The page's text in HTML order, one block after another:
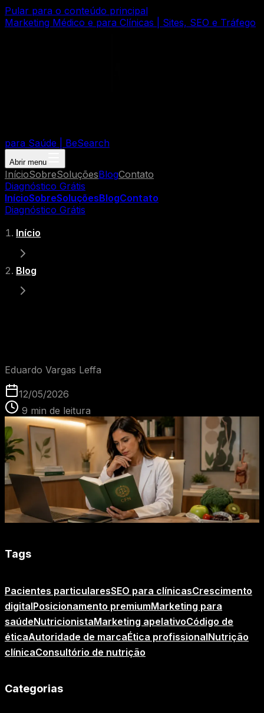
Pular para o conteúdo principal
Marketing Médico e para Clínicas | Sites, SEO e Tráfego
para Saúde | BeSearch
Abrir menu
InícioSobreSoluçõesBlogContato
Diagnóstico Grátis
InícioSobreSoluçõesBlogContato
Diagnóstico Grátis
Início
Blog
Eduardo Vargas Leffa
12/05/2026
9 min de leitura
Tags
Pacientes particularesSEO para clínicasCrescimento
digitalPosicionamento premiumMarketing para
saúdeNutricionistaMarketing apelativoCódigo de
éticaAutoridade de marcaÉtica profissionalNutrição
clínicaConsultório de nutrição
Categorias